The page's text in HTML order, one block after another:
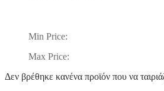
Min Price:
Max Price:
Δεν βρέθηκε κανένα προϊόν που να